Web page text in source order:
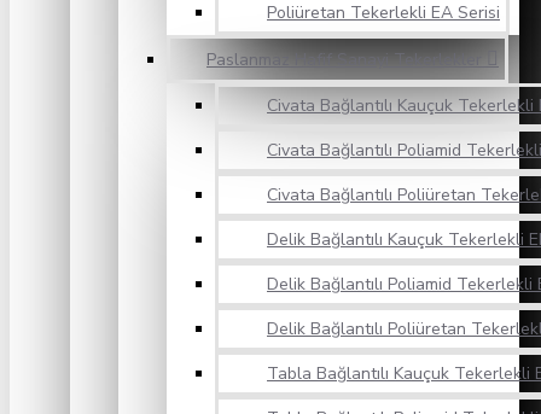
Poliüretan Tekerlekli EA Serisi
Paslanmaz Hafif Sanayi Tekerlekler
Civata Bağlantılı Kauçuk
Civata Bağlantılı Poliamid
Civata Bağlantılı Poliüretan
Delik Bağlantılı Kauçuk Tekerlekli
Delik Bağlantılı Poliamid Tekerlekli
Delik Bağlantılı Poliüretan
Tabla Bağlantılı Kauçuk Tekerlekli